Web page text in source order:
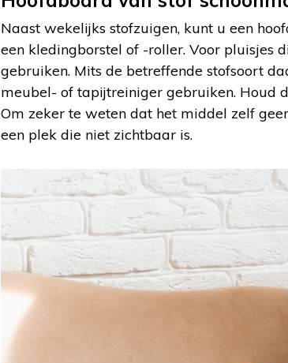
Naast wekelijks stofzuigen, kunt u een
een kledingborstel of -roller. Voor pluisjes
gebruiken. Mits de betreffende stofsoort
meubel- of tapijtreiniger gebruiken. Houd
Om zeker te weten dat het middel zelf
een plek die niet zichtbaar is.